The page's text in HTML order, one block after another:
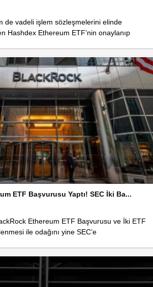
de vadeli işlem sözleşmelerini elinde
Hashdex Ethereum ETF’nin onaylanıp
ETF Başvurusu Yaptı! SEC İki Ba...
Ethereum ETF Başvurusu ve İki ETF
ile odağını yine SEC’e